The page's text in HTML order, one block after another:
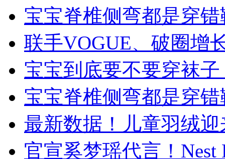
宝宝脊椎侧弯都是穿
联手VOGUE、破圈增
宝宝到底要不要穿袜
宝宝脊椎侧弯都是穿
最新数据！儿童羽绒
官宣奚梦瑶代言！Nest